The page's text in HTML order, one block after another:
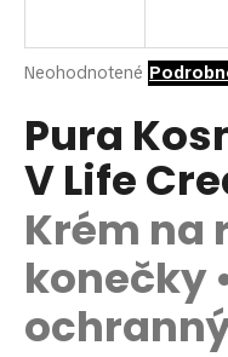
Priemerné
produktu
je
0,0
z
hviezdičiek.
Neohodnotené
Pura
V Life
Krém na
konečky
j
ť
?
HĽADAŤ